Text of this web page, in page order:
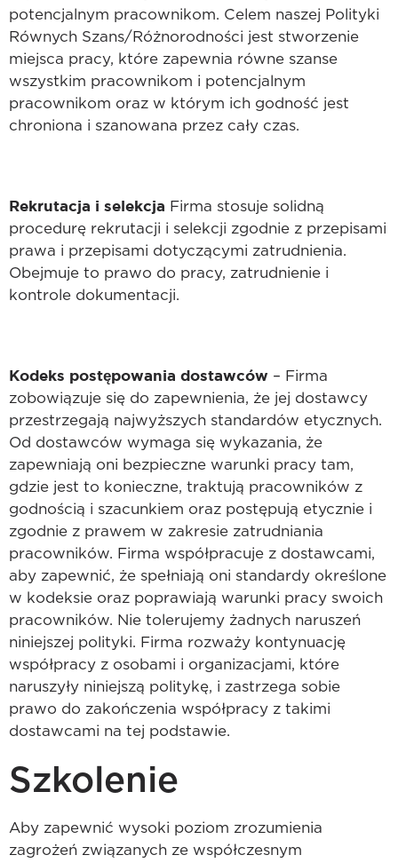
potencjalnym pracownikom. Celem naszej Polityki
Równych Szans/Różnorodności jest stworzenie
miejsca pracy, które zapewnia równe szanse
wszystkim pracownikom i potencjalnym
pracownikom oraz w którym ich godność jest
chroniona i szanowana przez cały czas.
Rekrutacja i selekcja Firma stosuje solidną
procedurę rekrutacji i selekcji zgodnie z przepisami
prawa i przepisami dotyczącymi zatrudnienia.
Obejmuje to prawo do pracy, zatrudnienie i
kontrole dokumentacji.
Kodeks postępowania dostawców – Firma
zobowiązuje się do zapewnienia, że jej dostawcy
przestrzegają najwyższych standardów etycznych.
Od dostawców wymaga się wykazania, że
zapewniają oni bezpieczne warunki pracy tam,
gdzie jest to konieczne, traktują pracowników z
godnością i szacunkiem oraz postępują etycznie i
zgodnie z prawem w zakresie zatrudniania
pracowników. Firma współpracuje z dostawcami,
aby zapewnić, że spełniają oni standardy określone
w kodeksie oraz poprawiają warunki pracy swoich
pracowników. Nie tolerujemy żadnych naruszeń
niniejszej polityki. Firma rozważy kontynuację
współpracy z osobami i organizacjami, które
naruszyły niniejszą politykę, i zastrzega sobie
prawo do zakończenia współpracy z takimi
dostawcami na tej podstawie.
Szkolenie
Aby zapewnić wysoki poziom zrozumienia
zagrożeń związanych ze współczesnym